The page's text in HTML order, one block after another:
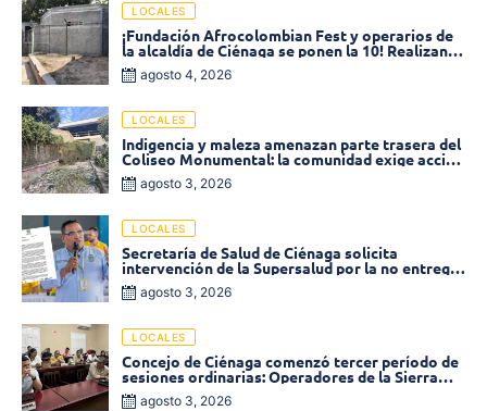
LOCALES
¡Fundación Afrocolombian Fest y operarios de
la alcaldía de Ciénaga se ponen la 10! Realizan
limpieza de la parte posterior del Coliseo
Monumental
agosto 4, 2026
LOCALES
Indigencia y maleza amenazan parte trasera del
Coliseo Monumental: la comunidad exige acción
inmediata!
agosto 3, 2026
LOCALES
Secretaría de Salud de Ciénaga solicita
intervención de la Supersalud por la no entrega
de medicamentos en las EPS
agosto 3, 2026
LOCALES
Concejo de Ciénaga comenzó tercer período de
sesiones ordinarias: Operadores de la Sierra
tema central de la plenaria
agosto 3, 2026